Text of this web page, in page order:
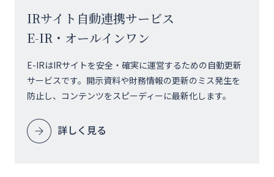
IRサイト自動連携サービス
E-IR・オールインワン
E-IRはIRサイトを安全・確実に運営するための自動更新
サービスです。開示資料や財務情報の更新のミス発生を
防止し、コンテンツをスピーディーに最新化します。
詳しく見る